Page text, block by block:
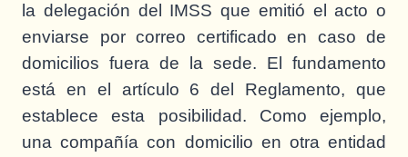
la delegación del IMSS que emitió el acto o
enviarse por correo certificado en caso de
domicilios fuera de la sede. El fundamento
está en el artículo 6 del Reglamento, que
establece esta posibilidad. Como ejemplo,
una compañía con domicilio en otra entidad